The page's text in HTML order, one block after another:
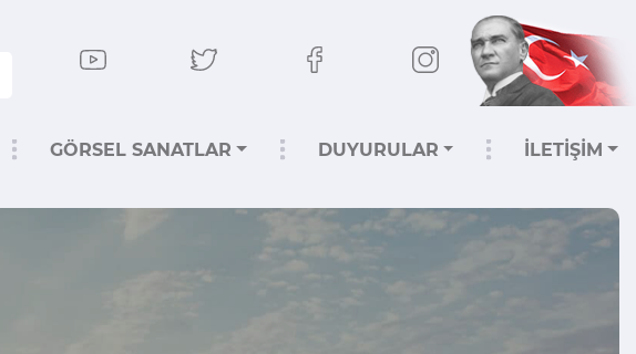
GÖRSEL SANATLAR DUYURULAR İLETİŞİM